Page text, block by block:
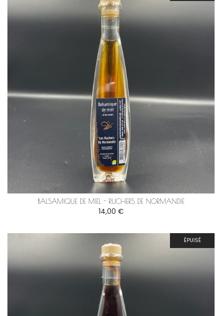
BALSAMIQUE DE MIEL - RUCHERS DE NORMANDIE
14,00 €
ÉPUISÉ